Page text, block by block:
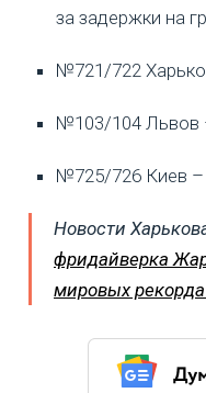
за задержки на
№721/722
№103/104 Львов
№725/726 Киев –
Новости
фридайверка
мировых рекорда